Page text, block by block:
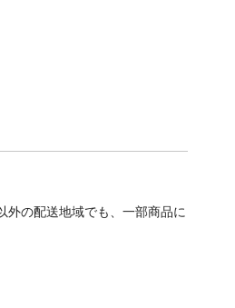
の配送地域でも、一部商品に